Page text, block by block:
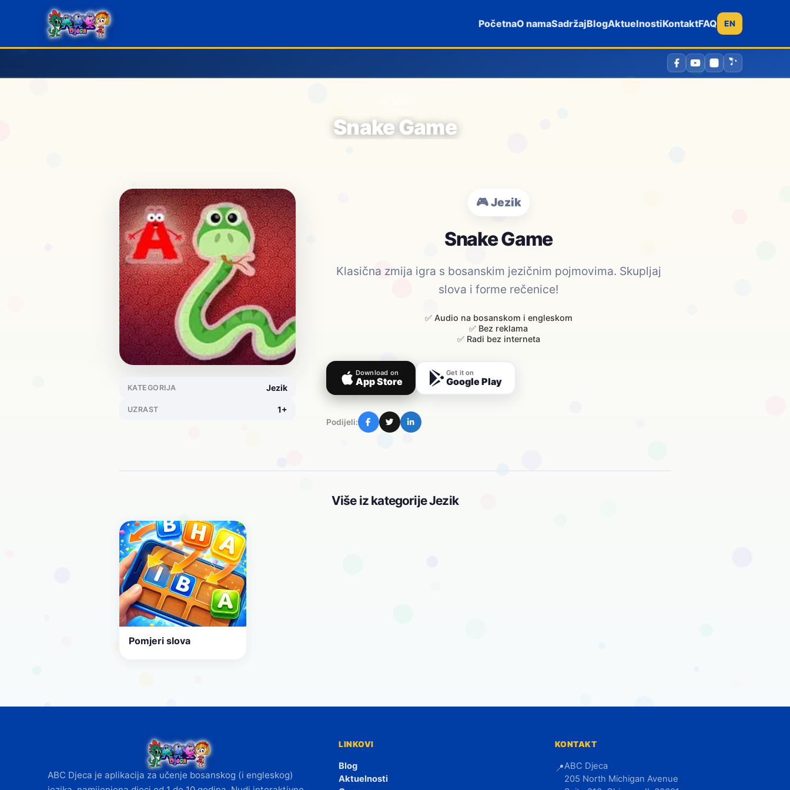
PočetnaO namaSadržajBlogAktuelnostiKontaktFAQ EN
Snake Game
KATEGORIJA Jezik
UZRAST 1+
🎮 Jezik
Snake Game
Klasična zmija igra s bosanskim jezičnim pojmovima. Skupljaj
slova i forme rečenice!
✅ Audio na bosanskom i engleskom
✅ Bez reklama
✅ Radi bez interneta
Download on
App Store
Get it on
Google Play
Podijeli:
Više iz kategorije Jezik
Pomjeri slova
ABC Djeca je aplikacija za učenje bosanskog (i engleskog)
LINKOVI
Blog
Aktuelnosti
KONTAKT
📍ABC Djeca
205 North Michigan Avenue